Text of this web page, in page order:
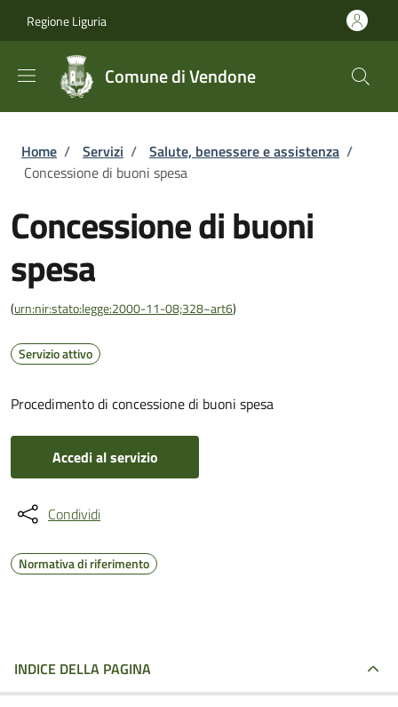
Regione Liguria
Comune di Vendone
Briciole di pane
Home / Servizi / Salute, benessere e assistenza /
Concessione di buoni spesa
Concessione di buoni
spesa
(urn:nir:stato:legge:2000-11-08;328~art6)
Servizio attivo
Procedimento di concessione di buoni spesa
Accedi al servizio
Condividi
Normativa di riferimento
INDICE DELLA PAGINA